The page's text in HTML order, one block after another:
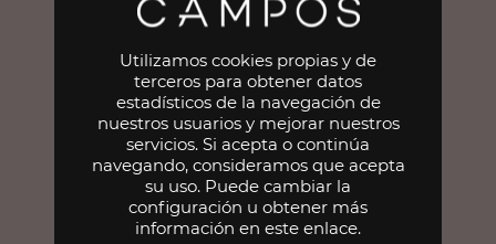
957 27 36 84
Polígono Industrial Chinales, p. 32,
14007 Córdoba
Utilizamos cookies propias y de
terceros para obtener datos
estadísticos de la navegación de
nuestros usuarios y mejorar nuestros
servicios. Si acepta o continúa
navegando, consideramos que acepta
su uso. Puede cambiar la
configuración u obtener más
información en este enlace.